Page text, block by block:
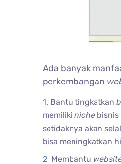
Ada banyak
perkembangan
Bantu tingkatkan
memiliki niche bisnis
setidaknya akan
bisa meningkatkan
Membantu